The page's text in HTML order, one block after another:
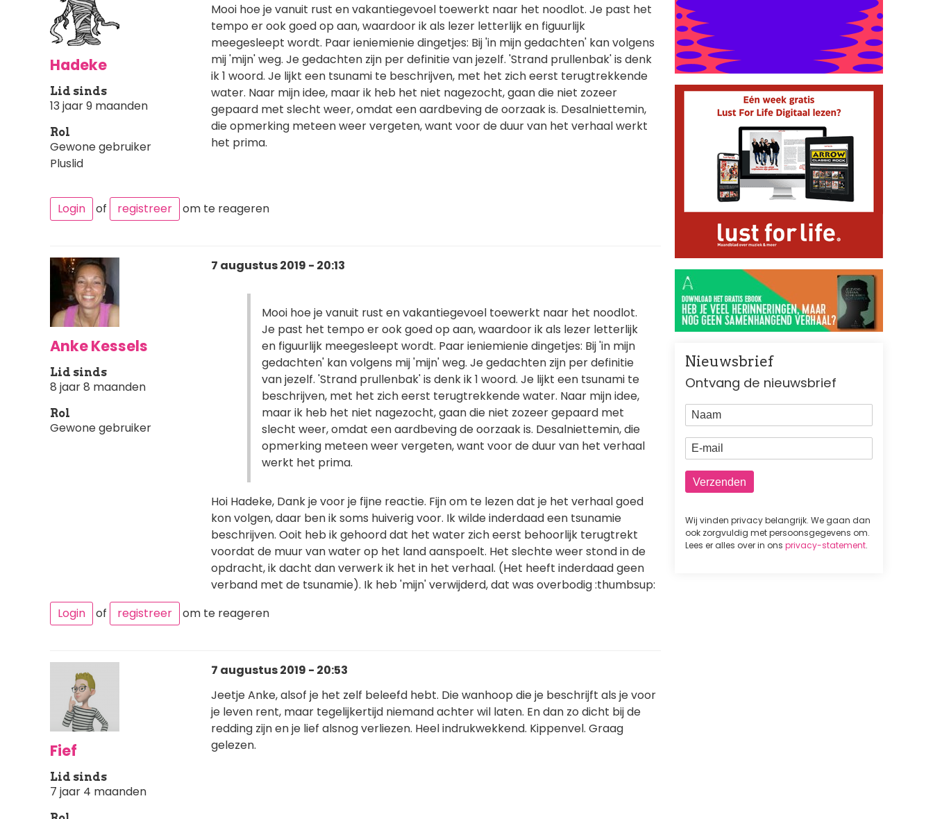
Hadeke
Lid sinds
13 jaar 9 maanden
Rol
Gewone gebruiker
Pluslid
Mooi hoe je vanuit rust en vakantiegevoel toewerkt naar het noodlot. Je past het
tempo er ook goed op aan, waardoor ik als lezer letterlijk en figuurlijk
meegesleept wordt. Paar ieniemienie dingetjes: Bij 'in mijn gedachten' kan volgens
mij 'mijn' weg. Je gedachten zijn per definitie van jezelf. 'Strand prullenbak' is denk
ik 1 woord. Je lijkt een tsunami te beschrijven, met het zich eerst terugtrekkende
water. Naar mijn idee, maar ik heb het niet nagezocht, gaan die niet zozeer
gepaard met slecht weer, omdat een aardbeving de oorzaak is. Desalniettemin,
die opmerking meteen weer vergeten, want voor de duur van het verhaal werkt
het prima.
Login of registreer om te reageren
Anke Kessels
Lid sinds
8 jaar 8 maanden
Rol
Gewone gebruiker
7 augustus 2019 - 20:13
Mooi hoe je vanuit rust en vakantiegevoel toewerkt naar het noodlot.
Je past het tempo er ook goed op aan, waardoor ik als lezer letterlijk
en figuurlijk meegesleept wordt. Paar ieniemienie dingetjes: Bij 'in mijn
gedachten' kan volgens mij 'mijn' weg. Je gedachten zijn per definitie
van jezelf. 'Strand prullenbak' is denk ik 1 woord. Je lijkt een tsunami te
beschrijven, met het zich eerst terugtrekkende water. Naar mijn idee,
maar ik heb het niet nagezocht, gaan die niet zozeer gepaard met
slecht weer, omdat een aardbeving de oorzaak is. Desalniettemin, die
opmerking meteen weer vergeten, want voor de duur van het verhaal
werkt het prima.
Hoi Hadeke, Dank je voor je fijne reactie. Fijn om te lezen dat je het verhaal goed
kon volgen, daar ben ik soms huiverig voor. Ik wilde inderdaad een tsunamie
beschrijven. Ooit heb ik gehoord dat het water zich eerst behoorlijk terugtrekt
voordat de muur van water op het land aanspoelt. Het slechte weer stond in de
opdracht, ik dacht dan verwerk ik het in het verhaal. (Het heeft inderdaad geen
verband met de tsunamie). Ik heb 'mijn' verwijderd, dat was overbodig :thumbsup:
Login
of registreer om te reageren
Fief
Lid sinds
7 jaar 4 maanden
7 augustus 2019 - 20:53
Jeetje Anke, alsof je het zelf beleefd hebt. Die wanhoop die je beschrijft als je voor
je leven rent, maar tegelijkertijd niemand achter wil laten. En dan zo dicht bij de
redding zijn en je lief alsnog verliezen. Heel indrukwekkend. Kippenvel. Graag
gelezen.
Nieuwsbrief
Ontvang de nieuwsbrief
Naam
E-mail
Wij vinden privacy belangrijk. We gaan dan
ook zorgvuldig met persoonsgegevens om.
Lees er alles over in ons privacy-statement.